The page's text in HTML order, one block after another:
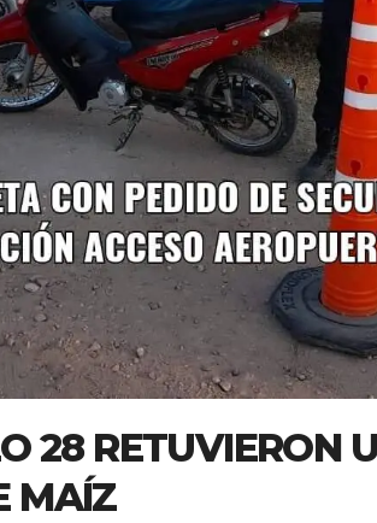
28 RETUVIERON
MAÍZ